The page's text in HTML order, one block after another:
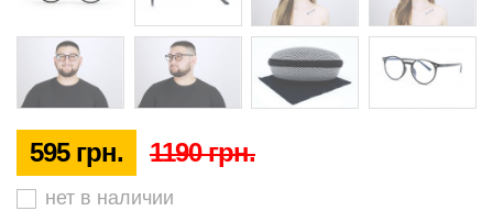
595 грн. 1190 грн.
нет в наличии